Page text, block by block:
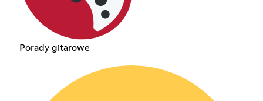
Porady gitarowe